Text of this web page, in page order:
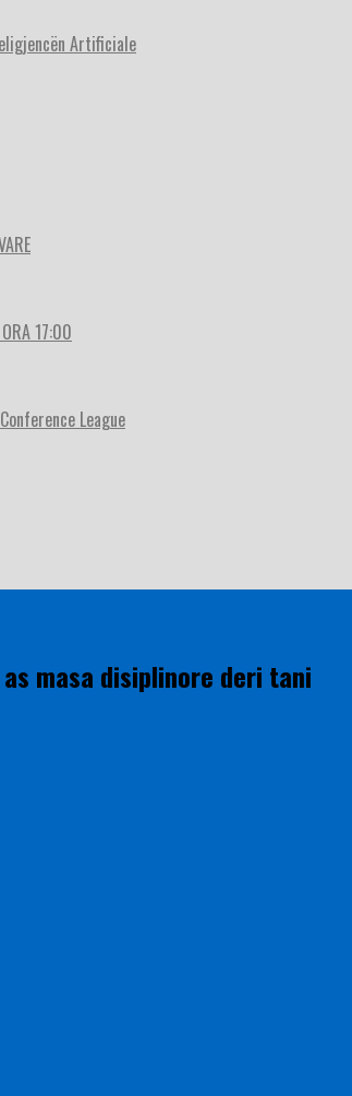
Artificiale
ORA 17:00
League
masa disiplinore deri tani